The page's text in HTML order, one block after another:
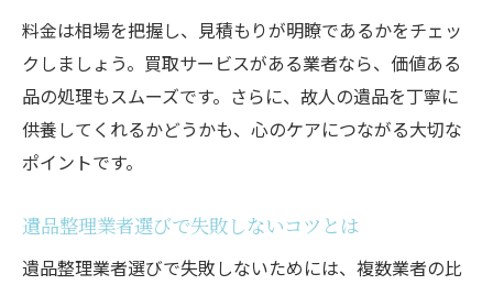
遺品整理を通じて大切な品を見極める
遺品整理で心に寄り添う対応の大切さ
料金は相場を把握し、見積もりが明瞭であるかをチェッ
クしましょう。買取サービスがある業者なら、価値ある
品の処理もスムーズです。さらに、故人の遺品を丁寧に
供養してくれるかどうかも、心のケアにつながる大切な
ポイントです。
遺品整理業者選びで失敗しないコツとは
遺品整理業者選びで失敗しないためには、複数業者の比